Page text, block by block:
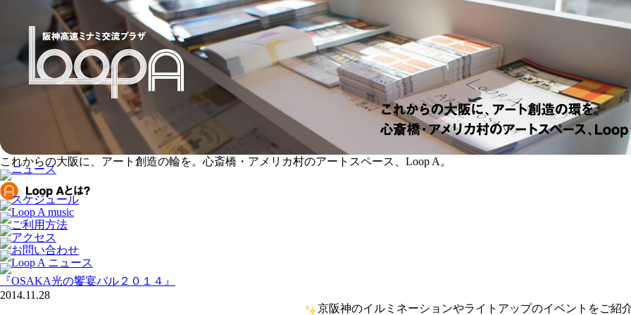
これからの大阪に、アート創造の輪を。心斎橋・アメリカ村のアートスペース、Loop A。
『OSAKA光の饗宴バル２０１４』
2014.11.28
京阪神のイルミネーションやライトアップのイベントをご紹